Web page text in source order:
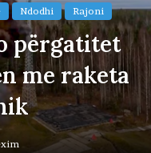
Ndodhi Rajoni
përgatitet
me raketa